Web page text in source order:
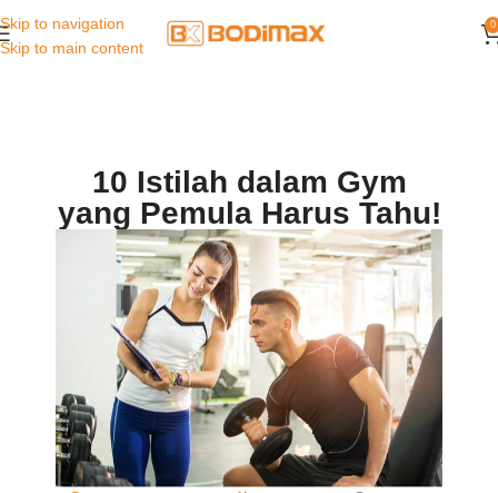
Skip to navigation
Skip to main content
0
10 Istilah dalam Gym
yang Pemula Harus Tahu!